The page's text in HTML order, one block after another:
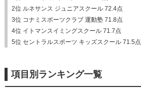
2位 ルネサンス ジュニアスクール 72.4点
3位 コナミスポーツクラブ 運動塾 71.8点
4位 イトマンスイミングスクール 71.7点
5位 セントラルスポーツ キッズスクール 71.5点
項目別ランキング一覧